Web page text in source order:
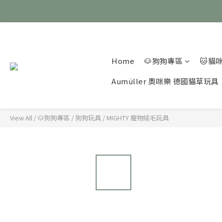
Home 🐶狗狗專區 🐱貓
Aumüller 奧咪樂 德國貓草玩具
View All /🐶狗狗專區 /狗狗玩具 / MIGHTY 寵物絨毛玩具